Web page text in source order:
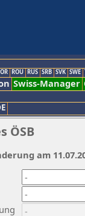
ROU RUS SRB SVK SWE
Swiss-Manager
ÖSB
am